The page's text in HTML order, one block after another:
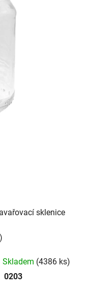
sklenice
Skladem (4386 ks)
0203